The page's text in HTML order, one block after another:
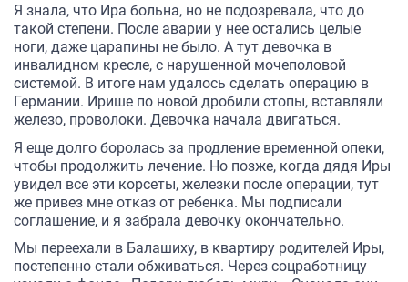
Я знала, что Ира больна, но не подозревала, что до
такой степени. После аварии у нее остались целые
ноги, даже царапины не было. А тут девочка в
инвалидном кресле, с нарушенной мочеполовой
системой. В итоге нам удалось сделать операцию в
Германии. Ирише по новой дробили стопы, вставляли
железо, проволоки. Девочка начала двигаться.
Я еще долго боролась за продление временной опеки,
чтобы продолжить лечение. Но позже, когда дядя Иры
увидел все эти корсеты, железки после операции, тут
же привез мне отказ от ребенка. Мы подписали
соглашение, и я забрала девочку окончательно.
Мы переехали в Балашиху, в квартиру родителей Иры,
постепенно стали обживаться. Через соцработницу